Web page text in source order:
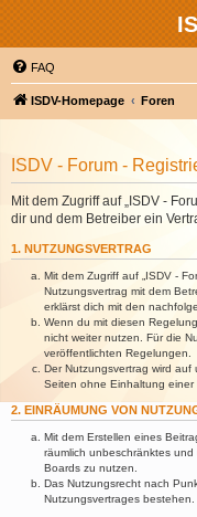
FAQ
ISDV-Homepage Foren
ISDV - Forum -
Mit dem Zugriff auf „ISDV -
dir und dem Betreiber ein
1. NUTZUNGSVERTRAG
Mit dem Zugriff auf „ISDV -
Nutzungsvertrag mit dem
erklärst dich mit den
Wenn du mit diesen
nicht weiter nutzen. Für die
veröffentlichten Regelungen.
Der Nutzungsvertrag wird
Seiten ohne Einhaltung einer
2. EINRÄUMUNG VON
Mit dem Erstellen eines
räumlich unbeschränktes
Boards zu nutzen.
Das Nutzungsrecht nach
Nutzungsvertrages bestehen.